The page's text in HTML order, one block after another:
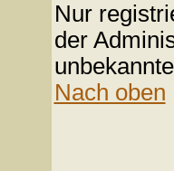
Nur
der
Nach oben